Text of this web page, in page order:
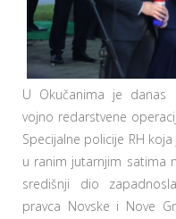
U Okučanima je danas
vojno redarstvene
Specijalne policije RH
u ranim jutarnjim satima
središnji dio
pravca Novske i Nove